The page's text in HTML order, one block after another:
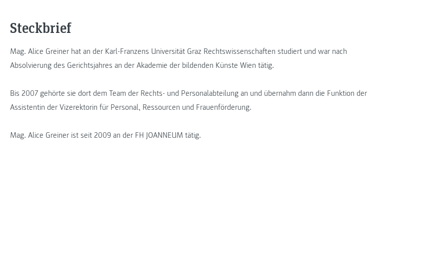
Steckbrief
Mag. Alice Greiner hat an der Karl-Franzens Universität Graz Rechtswissenschaften studiert und war nach
Absolvierung des Gerichtsjahres an der Akademie der bildenden Künste Wien tätig.
Bis 2007 gehörte sie dort dem Team der Rechts- und Personalabteilung an und übernahm dann die Funktion der
Assistentin der Vizerektorin für Personal, Ressourcen und Frauenförderung.
Mag. Alice Greiner ist seit 2009 an der FH JOANNEUM tätig.